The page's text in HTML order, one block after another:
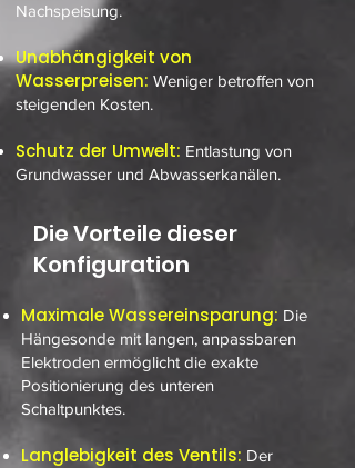
Nachspeisung.
Unabhängigkeit von
Wasserpreisen: Weniger betroffen von
steigenden Kosten.
Schutz der Umwelt: Entlastung von
Grundwasser und Abwasserkanälen.
Die Vorteile dieser
Konfiguration
Maximale Wassereinsparung: Die
Hängesonde mit langen, anpassbaren
Elektroden ermöglicht die exakte
Positionierung des unteren
Schaltpunktes.
Langlebigkeit des Ventils: Der